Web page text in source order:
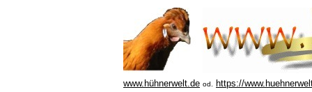
www.hühnerwelt.de od. https://